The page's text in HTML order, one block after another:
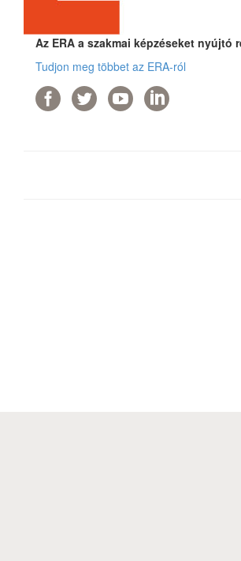
Az ERA a szakmai képzéseket
Tudjon meg többet az ERA-ról